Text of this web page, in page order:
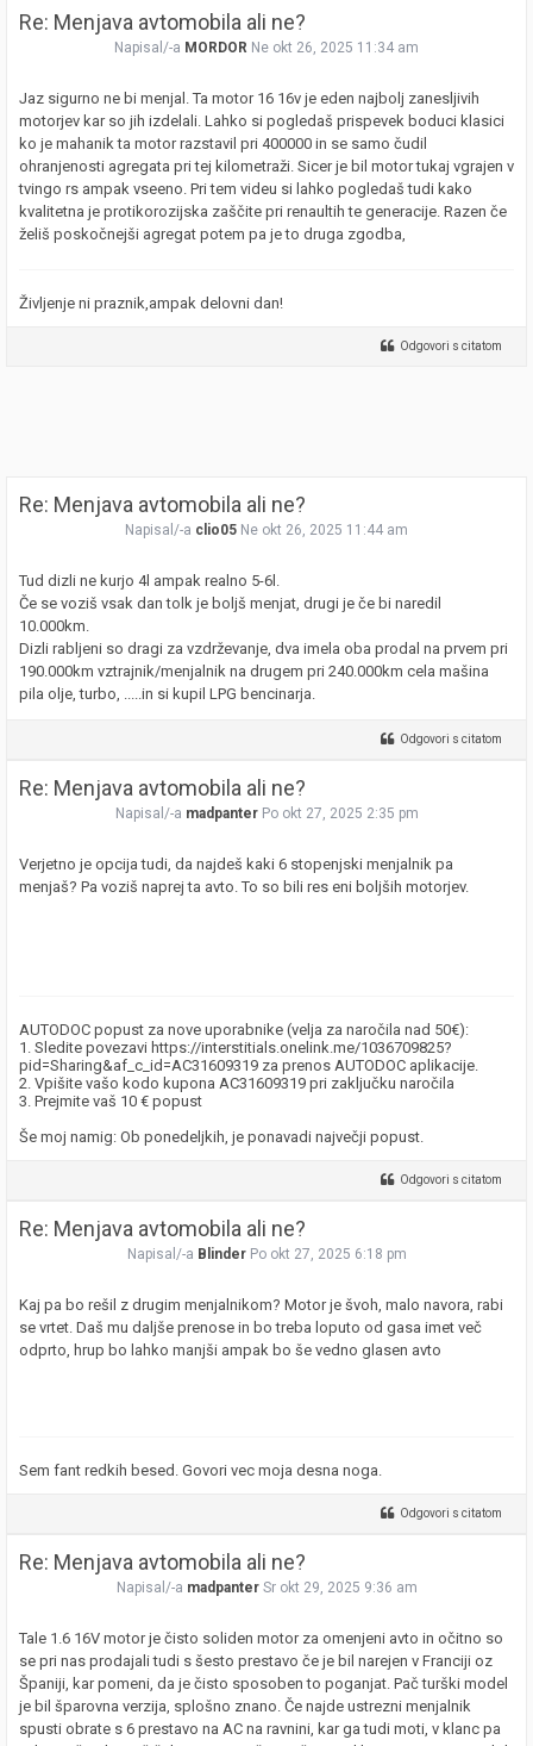
Re: Menjava avtomobila ali ne?
Napisal/-a MORDOR Ne okt 26, 2025 11:34 am
Jaz sigurno ne bi menjal. Ta motor 16 16v je eden najbolj zanesljivih
motorjev kar so jih izdelali. Lahko si pogledaš prispevek boduci klasici
ko je mahanik ta motor razstavil pri 400000 in se samo čudil
ohranjenosti agregata pri tej kilometraži. Sicer je bil motor tukaj vgrajen v
tvingo rs ampak vseeno. Pri tem videu si lahko pogledaš tudi kako
kvalitetna je protikorozijska zaščite pri renaultih te generacije. Razen če
želiš poskočnejši agregat potem pa je to druga zgodba,
Življenje ni praznik,ampak delovni dan!
Odgovori s citatom
Re: Menjava avtomobila ali ne?
Napisal/-a clio05 Ne okt 26, 2025 11:44 am
Tud dizli ne kurjo 4l ampak realno 5-6l.
Če se voziš vsak dan tolk je boljš menjat, drugi je če bi naredil
10.000km.
Dizli rabljeni so dragi za vzdrževanje, dva imela oba prodal na prvem pri
190.000km vztrajnik/menjalnik na drugem pri 240.000km cela mašina
pila olje, turbo, .....in si kupil LPG bencinarja.
Odgovori s citatom
Re: Menjava avtomobila ali ne?
Napisal/-a madpanter Po okt 27, 2025 2:35 pm
Verjetno je opcija tudi, da najdeš kaki 6 stopenjski menjalnik pa
menjaš? Pa voziš naprej ta avto. To so bili res eni boljših motorjev.
AUTODOC popust za nove uporabnike (velja za naročila nad 50€):
1. Sledite povezavi https://interstitials.onelink.me/1036709825?
pid=Sharing&af_c_id=AC31609319 za prenos AUTODOC aplikacije.
2. Vpišite vašo kodo kupona AC31609319 pri zaključku naročila
3. Prejmite vaš 10 € popust
Še moj namig: Ob ponedeljkih, je ponavadi največji popust.
Odgovori s citatom
Re: Menjava avtomobila ali ne?
Napisal/-a Blinder Po okt 27, 2025 6:18 pm
Kaj pa bo rešil z drugim menjalnikom? Motor je švoh, malo navora, rabi
se vrtet. Daš mu daljše prenose in bo treba loputo od gasa imet več
odprto, hrup bo lahko manjši ampak bo še vedno glasen avto
Sem fant redkih besed. Govori vec moja desna noga.
Odgovori s citatom
Re: Menjava avtomobila ali ne?
Napisal/-a madpanter Sr okt 29, 2025 9:36 am
Tale 1.6 16V motor je čisto soliden motor za omenjeni avto in očitno so
se pri nas prodajali tudi s šesto prestavo če je bil narejen v Franciji oz
Španiji, kar pomeni, da je čisto sposoben to poganjat. Pač turški model
je bil šparovna verzija, splošno znano. Če najde ustrezni menjalnik
spusti obrate s 6 prestavo na AC na ravnini, kar ga tudi moti, v klanc pa